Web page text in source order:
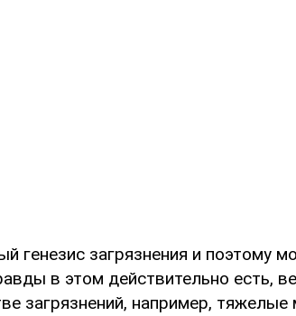
генезис загрязнения и поэтому
в этом действительно есть,
загрязнений, например, тяжелые